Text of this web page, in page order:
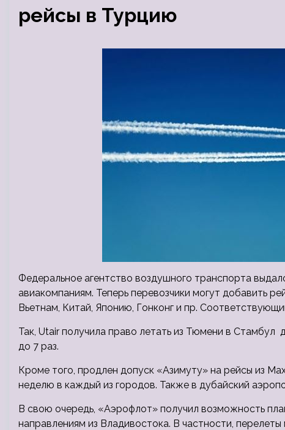
рейсы в Турцию
Федеральное агентство воздушного транспорта
авиакомпаниям. Теперь перевозчики могут добавить
Вьетнам, Китай, Японию, Гонконг и пр.
Так, Utair получила право летать из Тюмени в
до 7 раз.
Кроме того, продлен допуск «Азимуту» на рейсы из
неделю в каждый из городов. Также в дубайский
В свою очередь, «Аэрофлот» получил возможность
направлениям из Владивостока. В частности,